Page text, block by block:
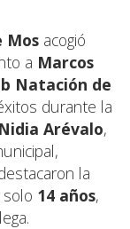
Mos acogió
a Marcos
Natación de
durante la
Nidia Arévalo,
la
14 años,